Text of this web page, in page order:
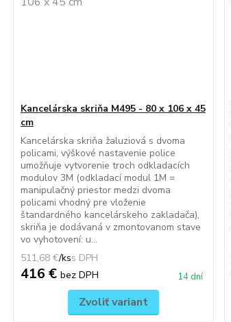
Kancelárska skriňa M495 - 80 x 106 x 45
cm
Kancelárska skriňa žaluziová s dvoma
policami, výškové nastavenie police
umožňuje vytvorenie troch odkladacích
modulov 3M (odkladací modul 1M =
manipulačný priestor medzi dvoma
policami vhodný pre vloženie
štandardného kancelárskeho zakladača),
skriňa je dodávaná v zmontovanom stave
vo vyhotovení: u...
511,68 €/ks
416 € bez DPH 14 dní
Zvoliť variant